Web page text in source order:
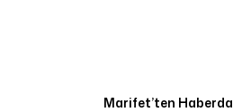
Marifet’ten